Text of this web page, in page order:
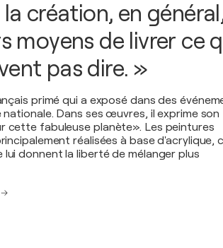
création, en
moyens de livrer ce
pas dire. »
primé qui a exposé dans des
Dans ses œuvres, il exprime son
cette fabuleuse planète». Les peintures
réalisées à base d'acrylique,
donnent la liberté de mélanger plus